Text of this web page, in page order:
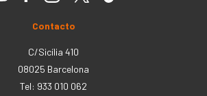
Contacto
C/Sicília 410
08025 Barcelona
Tel: 933 010 062